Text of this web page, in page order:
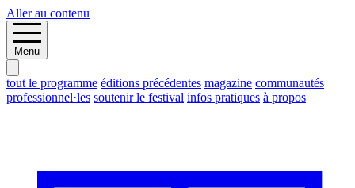
Aller au contenu
Menu
tout le programme éditions précédentes magazine communautés
professionnel·les soutenir le festival infos pratiques à propos